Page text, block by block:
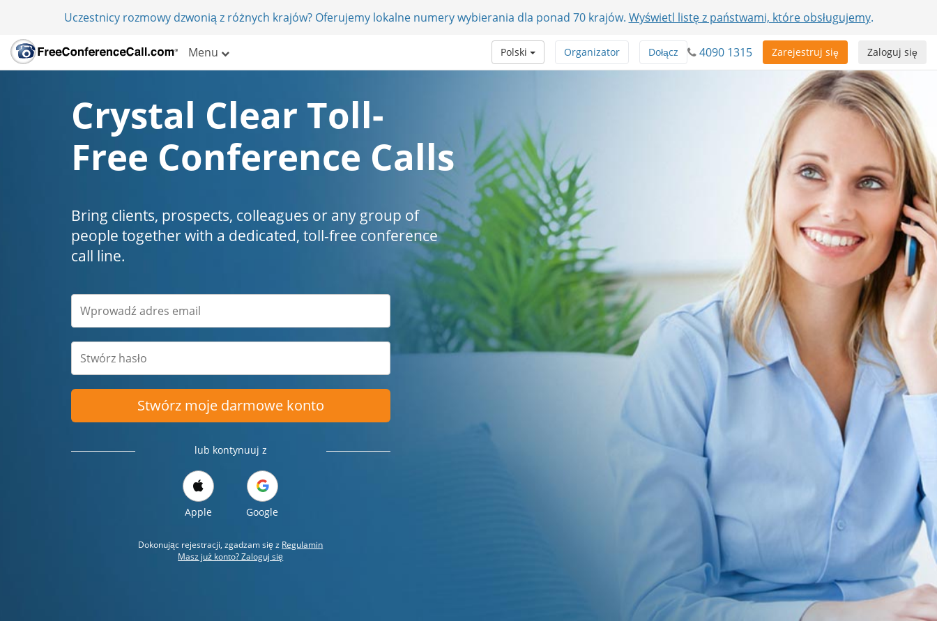
Uczestnicy rozmowy dzwonią z różnych krajów? Oferujemy lokalne numery wybierania dla ponad 70 krajów. Wyświetl listę z państwami, które obsługujemy.
Menu Zaloguj się
Zarejestruj się
4090 1315
Dołącz
Organizator
Polski
Crystal Clear Toll-
Free Conference Calls
Bring clients, prospects, colleagues or any group of
people together with a dedicated, toll-free conference
call line.
Stwórz moje darmowe konto
lub kontynuuj z
Apple Google
Dokonując rejestracji, zgadzam się z Regulamin
Masz już konto? Zaloguj się